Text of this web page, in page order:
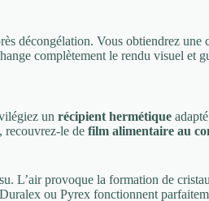
décongélation. Vous obtiendrez une
complètement le rendu visuel et
un récipient hermétique
recouvrez-le de film alimentaire au
L’air provoque la formation de
ou Pyrex fonctionnent